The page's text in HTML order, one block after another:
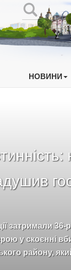
НОВИНИ
затримали 36-
у скоєнні
району,